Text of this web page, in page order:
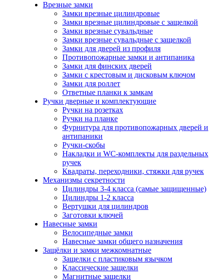
Врезные замки
Замки врезные цилиндровые
Замки врезные цилиндровые с защелкой
Замки врезные сувальдные
Замки врезные сувальдные с защелкой
Замки для дверей из профиля
Противопожарные замки и антипаника
Замки для финских дверей
Замки с крестовым и дисковым ключом
Замки для роллет
Ответные планки к замкам
Ручки дверные и комплектующие
Ручки на розетках
Ручки на планке
Фурнитура для противопожарных дверей и
антипаники
Ручки-скобы
Накладки и WC-комплекты для раздельных
ручек
Квадраты, переходники, стяжки для ручек
Механизмы секретности
Цилиндры 3-4 класса (самые защищенные)
Цилиндры 1-2 класса
Вертушки для цилиндров
Заготовки ключей
Навесные замки
Велосипедные замки
Навесные замки общего назначения
Защёлки и замки межкомнатные
Защелки с пластиковым язычком
Классические защелки
Магнитные защелки